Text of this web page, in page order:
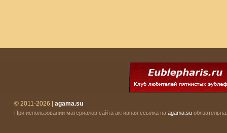
© 2011-2026 | agama.su
При использовании материалов сайта активная ссылка на agama.su обязательна.